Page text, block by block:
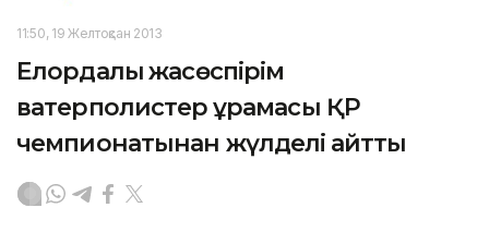
11:50, 19 Желтоқсан 2013
Елордалық жасөспірім
ватерполистер құрамасы ҚР
чемпионатынан жүлделі қайтты